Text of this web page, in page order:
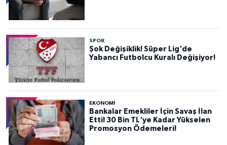
SPOR
Şok Değişiklik! Süper Lig'de
Yabancı Futbolcu Kuralı Değişiyor!
EKONOMİ
Bankalar Emekliler İçin Savaş İlan
Etti! 30 Bin TL'ye Kadar Yükselen
Promosyon Ödemeleri!